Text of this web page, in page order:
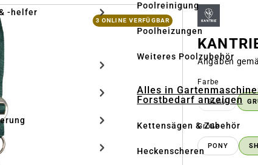
-helfer
Poolreinigung
Poolheizungen
Weiteres Poolzubehör
Alles in
Forstbedarf anzeigen
Kettensägen & Zubehör
Heckenscheren
3 ONLINE VERFÜGBAR
Angaben
Farbe
BLAU(DIESE
Größeauswählen
PONY